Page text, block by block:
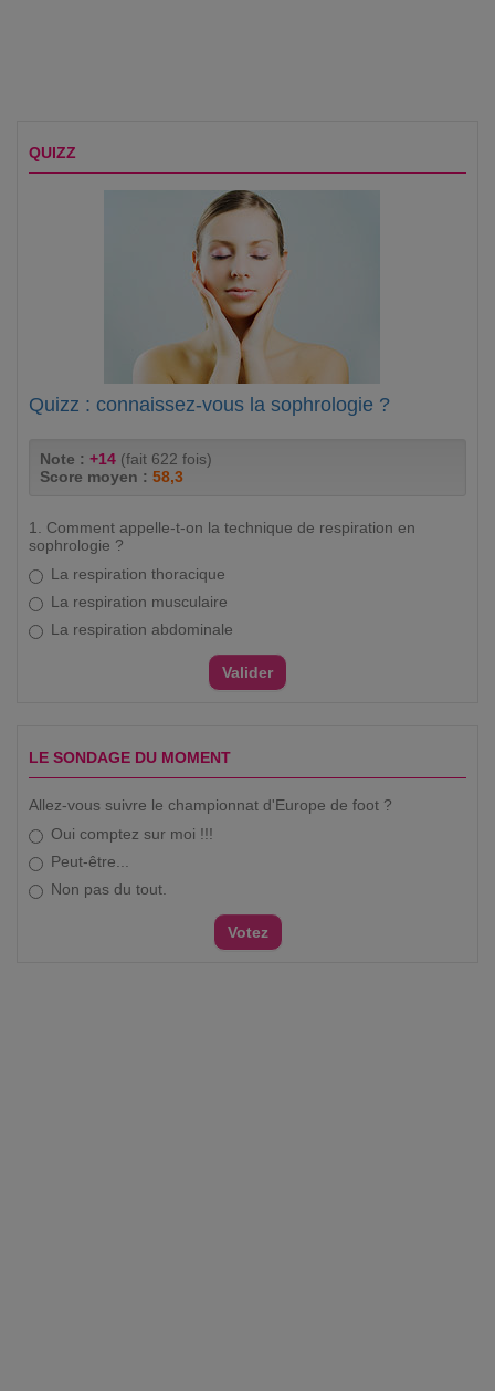
QUIZZ
Quizz : connaissez-vous la sophrologie ?
Note : +14 (fait 622 fois)
Score moyen : 58,3
1. Comment appelle-t-on la technique de respiration en
sophrologie ?
La respiration thoracique
La respiration musculaire
La respiration abdominale
LE SONDAGE DU MOMENT
Allez-vous suivre le championnat d'Europe de foot ?
Oui comptez sur moi !!!
Peut-être...
Non pas du tout.